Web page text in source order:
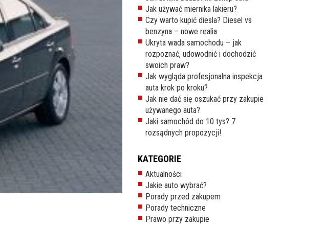
Jak używać miernika lakieru?
Czy warto kupić diesla? Diesel vs
benzyna – nowe realia
Ukryta wada samochodu – jak
rozpoznać, udowodnić i dochodzić
swoich praw?
Jak wygląda profesjonalna inspekcja
auta krok po kroku?
Jak nie dać się oszukać przy zakupie
używanego auta?
Jaki samochód do 10 tys? 7
rozsądnych propozycji!
KATEGORIE
Aktualności
Jakie auto wybrać?
Porady przed zakupem
Porady techniczne
Prawo przy zakupie